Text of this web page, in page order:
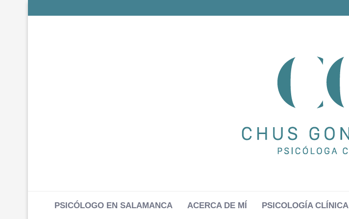
PSICÓLOGO EN SALAMANCA ACERCA DE MÍ PSICOLOGÍA CLÍNICA